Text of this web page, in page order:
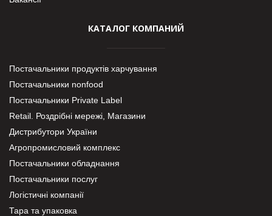
КАТАЛОГ КОМПАНИЙ
Постачальники продуктів харчування
Постачальники nonfood
Постачальники Private Label
Retail. Роздрібні мережі, Магазини
Дистрибутори України
Агропромисловий комплекс
Постачальники обладнання
Постачальники послуг
Логістичні компанії
Тара та упаковка